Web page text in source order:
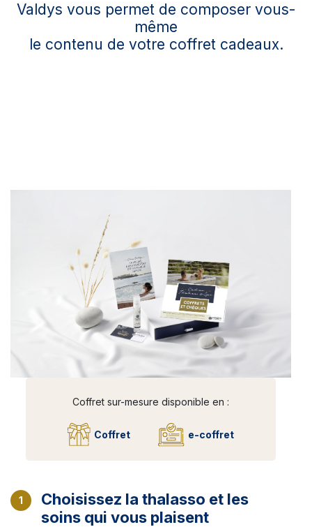
Valdys vous permet de composer vous-
même
le contenu de votre coffret cadeaux.
Coffret sur-mesure disponible en :
Coffret e-coffret
1
Choisissez la thalasso et les
soins qui vous plaisent